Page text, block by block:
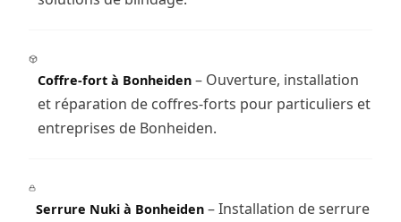
Coffre-fort à Bonheiden– Ouverture, installation
et réparation de coffres-forts pour particuliers et
entreprises de Bonheiden.
Serrure Nuki à Bonheiden– Installation de serrure